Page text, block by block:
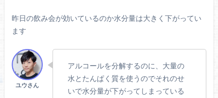
昨日の飲み会が効いているのか水分量は大きく下がってい
ます
アルコールを分解するのに、大量の
水とたんぱく質を使うのでそれのせ
いで水分量が下がってしまっている